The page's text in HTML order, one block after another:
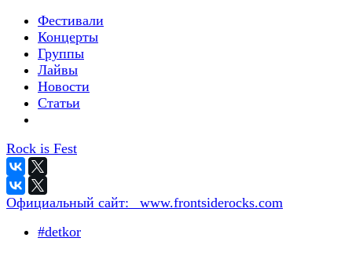
Фестивали
Концерты
Группы
Лайвы
Новости
Статьи
Rock is Fest
Официальный сайт:
_www.frontsiderocks.com
#detkor